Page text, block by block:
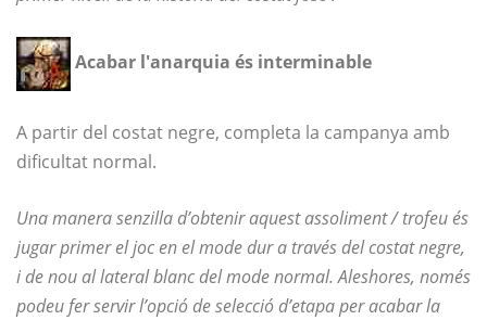
Acabar l'anarquia és interminable
A partir del costat negre, completa la campanya amb
dificultat normal.
Una manera senzilla d’obtenir aquest assoliment / trofeu és
jugar primer el joc en el mode dur a través del costat negre,
i de nou al lateral blanc del mode normal. Aleshores, només
podeu fer servir l’opció de selecció d’etapa per acabar la